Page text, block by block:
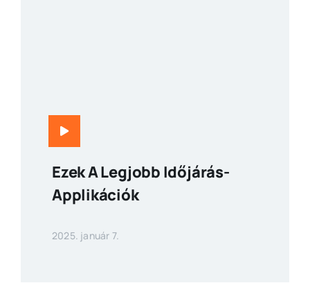
Ezek A Legjobb Időjárás-
Applikációk
2025. január 7.